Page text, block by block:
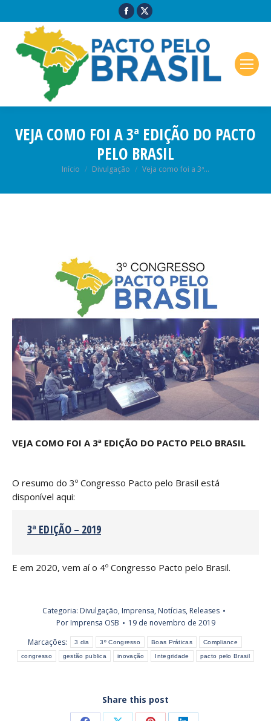
VEJA COMO FOI A 3ª EDIÇÃO DO PACTO
PELO BRASIL
Você está aqui:
Início Divulgação Veja como foi a 3ª…
VEJA COMO FOI A 3ª EDIÇÃO DO PACTO PELO BRASIL
O resumo do 3º Congresso Pacto pelo Brasil está
disponível aqui:
3ª EDIÇÃO – 2019
E em 2020, vem aí o 4º Congresso Pacto pelo Brasil.
Categoria: Divulgação, Imprensa, Notícias, Releases
Por Imprensa OSB
19 de novembro de 2019
Marcações:
3 dia 3º Congresso Boas Práticas Compliance
congresso gestão publica inovação Integridade pacto pelo Brasil
Share this post